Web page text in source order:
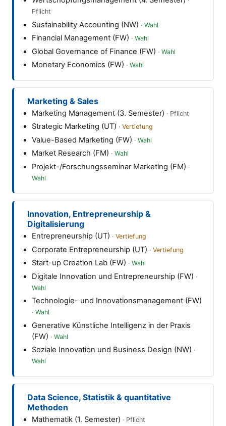
Sustainability Accounting (NW)
Financial Management (FW)
Global Governance of Finance (FW)
Monetary Economics (FW)
Marketing & Sales
Marketing Management (3. Semester)
Strategic Marketing (UT)
Value-Based Marketing (FW)
Market Research (FM)
Projekt-/Forschungsseminar Marketing (FM)
Innovation, Entrepreneurship &
Digitalisierung
Entrepreneurship (UT)
Corporate Entrepreneurship (UT)
Start-up Creation Lab (FW)
Digitale Innovation und Entrepreneurship (FW)
Technologie- und Innovationsmanagement (FW)
Generative Künstliche Intelligenz in der Praxis
(FW)
Soziale Innovation und Business Design (NW)
Data Science, Statistik & quantitative
Methoden
Mathematik (1. Semester)